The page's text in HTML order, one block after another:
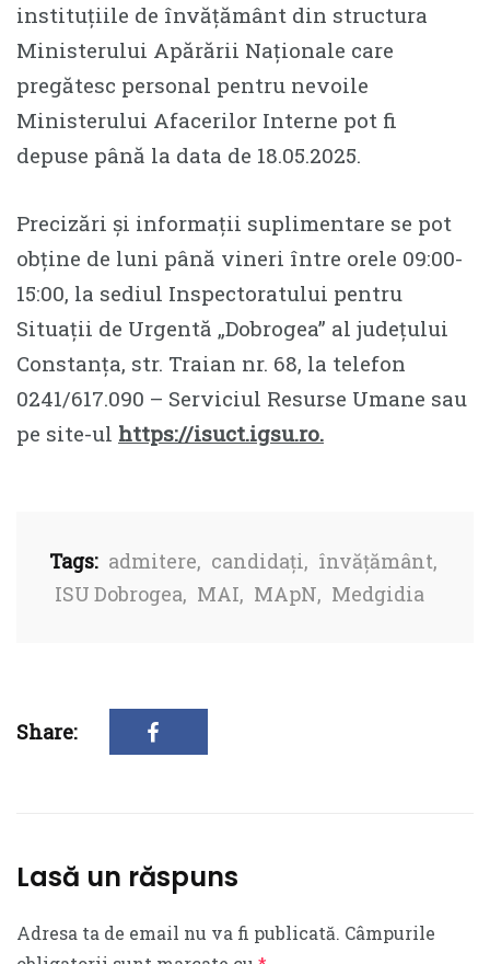
instituțiile de învățământ din structura
Ministerului Apărării Naționale care
pregătesc personal pentru nevoile
Ministerului Afacerilor Interne pot fi
depuse până la data de 18.05.2025.
Precizări și informații suplimentare se pot
obține de luni până vineri între orele 09:00-
15:00, la sediul Inspectoratului pentru
Situații de Urgentă „Dobrogea” al județului
Constanța, str. Traian nr. 68, la telefon
0241/617.090 – Serviciul Resurse Umane sau
pe site-ul https://isuct.igsu.ro.
Tags: admitere, candidați, învățământ,
ISU Dobrogea, MAI, MApN, Medgidia
Share:
Lasă un răspuns
Adresa ta de email nu va fi publicată. Câmpurile